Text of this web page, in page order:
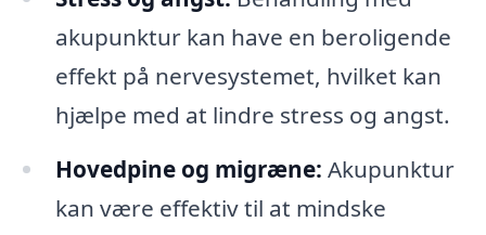
akupunktur kan have en beroligende
effekt på nervesystemet, hvilket kan
hjælpe med at lindre stress og angst.
Hovedpine og migræne: Akupunktur
kan være effektiv til at mindske